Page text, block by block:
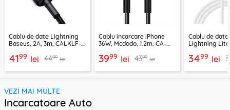
Cablu de date Lightning
Baseus, 2A, 3m, CALKLF-
4199 lei 4499 lei
Cablu incarcare iPhone
36W, Mcdodo, 1.2m, CA-
3999 lei 4399 lei
Cablu de date
Lightning
3499 lei
VEZI MAI MULTE
Incarcatoare Auto